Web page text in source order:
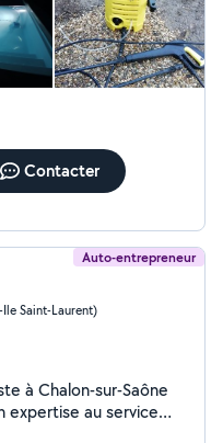
Contacter
Auto-entrepreneur
Saint-Laurent)
à Chalon-sur-Saône
expertise au service